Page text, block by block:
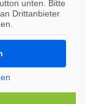
unten. Bitte
Drittanbieter